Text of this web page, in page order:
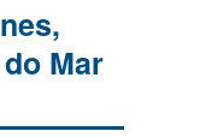
Mar